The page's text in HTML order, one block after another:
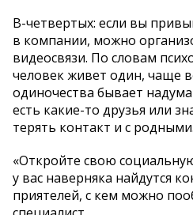
В-четвертых: если вы
в компании, можно
видеосвязи. По словам
человек живет один, чаще
одиночества бывает
есть какие-то друзья или
терять контакт и с родными.
«Откройте свою
у вас наверняка найдутся
приятелей, с кем можно